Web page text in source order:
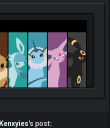
Kenxyies's post: